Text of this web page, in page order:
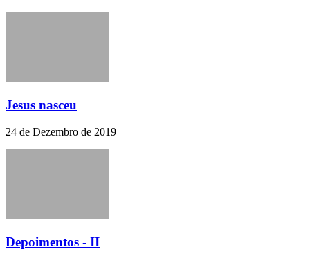
Jesus nasceu
24 de Dezembro de 2019
Depoimentos - II